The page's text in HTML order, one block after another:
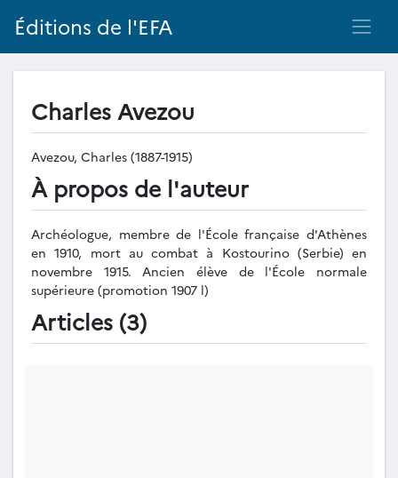
Éditions de l'EFA
Charles Avezou
Avezou, Charles (1887-1915)
À propos de l'auteur
Archéologue, membre de l'École française d'Athènes
en 1910, mort au combat à Kostourino (Serbie) en
novembre 1915. Ancien élève de l'École normale
supérieure (promotion 1907 l)
Articles (3)